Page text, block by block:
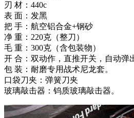
刃 材：440c
表 面：发黑
把 手：航空铝合金+钢砂
净 重：220克（整刀）
毛 重：300克（含包装物）
开 合：双动作，直推开关，自动弹
包 装：耐磨专用战术尼龙套。
口袋刀夹：弹簧刀夹
玻璃敲击器：钨质玻璃敲击器。